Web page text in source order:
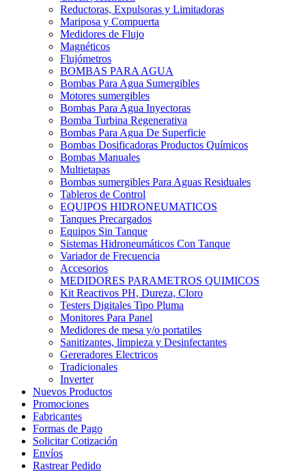
Reductoras, Expulsoras y Limitadoras
Mariposa y Compuerta
Medidores de Flujo
Magnéticos
Flujómetros
BOMBAS PARA AGUA
Bombas Para Agua Sumergibles
Motores sumergibles
Bombas Para Agua Inyectoras
Bomba Turbina Regenerativa
Bombas Para Agua De Superficie
Bombas Dosificadoras Productos Químicos
Bombas Manuales
Multietapas
Bombas sumergibles Para Aguas Residuales
Tableros de Control
EQUIPOS HIDRONEUMATICOS
Tanques Precargados
Equipos Sin Tanque
Sistemas Hidroneumáticos Con Tanque
Variador de Frecuencia
Accesorios
MEDIDORES PARAMETROS QUIMICOS
Kit Reactivos PH, Dureza, Cloro
Testers Digitales Tipo Pluma
Monitores Para Panel
Medidores de mesa y/o portatiles
Sanitizantes, limpieza y Desinfectantes
Gereradores Electricos
Tradicionales
Inverter
Nuevos Productos
Promociones
Fabricantes
Formas de Pago
Solicitar Cotización
Envíos
Rastrear Pedido